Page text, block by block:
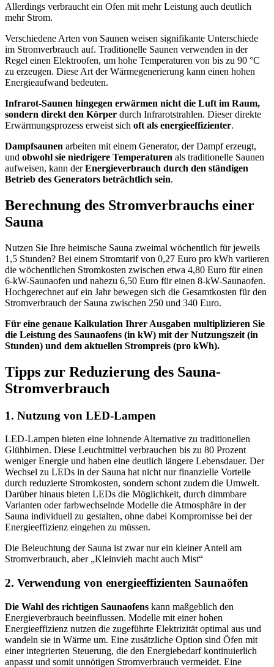
Allerdings verbraucht ein Ofen mit mehr Leistung auch deutlich
mehr Strom.
Verschiedene Arten von Saunen weisen signifikante Unterschiede
im Stromverbrauch auf. Traditionelle Saunen verwenden in der
Regel einen Elektroofen, um hohe Temperaturen von bis zu 90 °C
zu erzeugen. Diese Art der Wärmegenerierung kann einen hohen
Energieaufwand bedeuten.
Infrarot-Saunen hingegen erwärmen nicht die Luft im Raum,
sondern direkt den Körper durch Infrarotstrahlen. Dieser direkte
Erwärmungsprozess erweist sich oft als energieeffizienter.
Dampfsaunen arbeiten mit einem Generator, der Dampf erzeugt,
und obwohl sie niedrigere Temperaturen als traditionelle Saunen
aufweisen, kann derEnergieverbrauch durch den ständigen
Betrieb des Generators beträchtlich sein.
Berechnung des Stromverbrauchs einer
Sauna
Nutzen Sie Ihre heimische Sauna zweimal wöchentlich für jeweils
1,5 Stunden? Bei einem Stromtarif von 0,27 Euro pro kWh variieren
die wöchentlichen Stromkosten zwischen etwa 4,80 Euro für einen
6-kW-Saunaofen und nahezu 6,50 Euro für einen 8-kW-Saunaofen.
Hochgerechnet auf ein Jahr bewegen sich die Gesamtkosten für den
Stromverbrauch der Sauna zwischen 250 und 340 Euro.
Für eine genaue Kalkulation Ihrer Ausgaben multiplizieren Sie
die Leistung des Saunaofens (in kW) mit der Nutzungszeit (in
Stunden) und dem aktuellen Strompreis (pro kWh).
Tipps zur Reduzierung des Sauna-
Stromverbrauch
1. Nutzung von LED-Lampen
LED-Lampen bieten eine lohnende Alternative zu traditionellen
Glühbirnen. Diese Leuchtmittel verbrauchen bis zu 80 Prozent
weniger Energie und haben eine deutlich längere Lebensdauer. Der
Wechsel zu LEDs in der Sauna hat nicht nur finanzielle Vorteile
durch reduzierte Stromkosten, sondern schont zudem die Umwelt.
Darüber hinaus bieten LEDs die Möglichkeit, durch dimmbare
Varianten oder farbwechselnde Modelle die Atmosphäre in der
Sauna individuell zu gestalten, ohne dabei Kompromisse bei der
Energieeffizienz eingehen zu müssen.
Die Beleuchtung der Sauna ist zwar nur ein kleiner Anteil am
Stromverbrauch, aber „Kleinvieh macht auch Mist“
2. Verwendung von energieeffizienten Saunaöfen
Die Wahl des richtigen Saunaofens kann maßgeblich den
Energieverbrauch beeinflussen. Modelle mit einer hohen
Energieeffizienz nutzen die zugeführte Elektrizität optimal aus und
wandeln sie in Wärme um. Eine zusätzliche Option sind Öfen mit
einer integrierten Steuerung, die den Energiebedarf kontinuierlich
anpasst und somit unnötigen Stromverbrauch vermeidet. Eine